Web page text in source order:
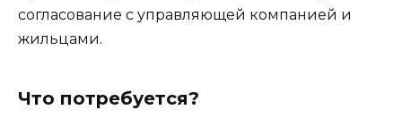
согласование с управляющей компанией и
жильцами.
Что потребуется?